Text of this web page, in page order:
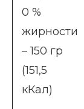
0 %
жирности
– 150 гр
(151,5
кКал)